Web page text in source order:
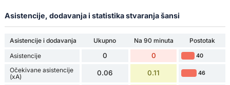
Asistencije, dodavanja i statistika stvaranja šansi
Asistencije i dodavanja Ukupno Na 90 minuta
Postotak
Asistencije
0 0 40
Očekivane asistencije
(xA)
0.06 0.11 46